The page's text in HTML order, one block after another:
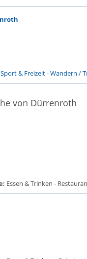
Sport & Freizeit-Wandern /
von Dürrenroth
Essen & Trinken -